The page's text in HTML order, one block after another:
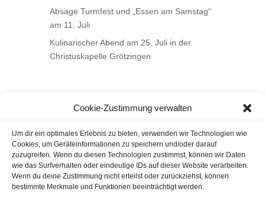
Cookie-Zustimmung verwalten
Um dir ein optimales Erlebnis zu bieten, verwenden wir Technologien wie
Cookies, um Geräteinformationen zu speichern und/oder darauf
zuzugreifen. Wenn du diesen Technologien zustimmst, können wir Daten
wie das Surfverhalten oder eindeutige IDs auf dieser Website verarbeiten.
Wenn du deine Zustimmung nicht erteilst oder zurückziehst, können
bestimmte Merkmale und Funktionen beeinträchtigt werden.
Absage Turmfest und „Essen am Samstag“
am 11. Juli
Kulinarischer Abend am 25. Juli in der
Christuskapelle Grötzingen